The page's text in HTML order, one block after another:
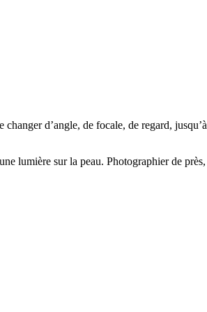
changer d’angle, de focale, de regard, jusqu’à
une lumière sur la peau. Photographier de près,